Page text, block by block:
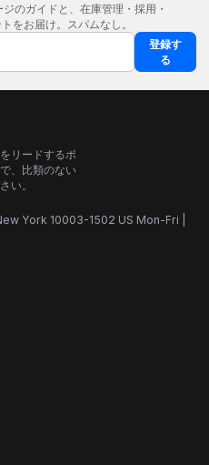
のガイドと、在庫管理・採用・
をお届け。スパムなし。
登録す
る
リードするポ
、比類のない
い。
York 10003-1502 US Mon-Fri |